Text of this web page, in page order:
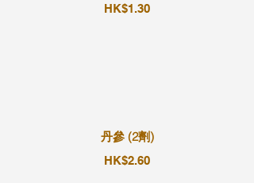
HK$1.30
丹參 (2劑)
HK$2.60